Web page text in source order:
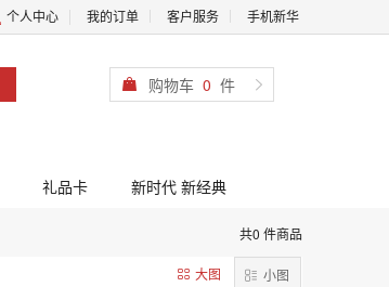
个人中心 我的订单 客户服务 手机新华
购物车 0 件
礼品卡 新时代 新经典
共0 件商品
大图 小图